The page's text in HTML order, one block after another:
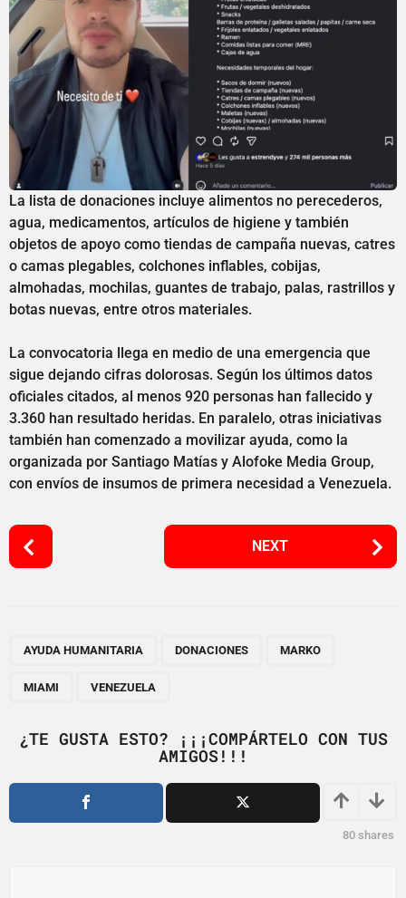
La lista de donaciones incluye alimentos no perecederos,
agua, medicamentos, artículos de higiene y también
objetos de apoyo como tiendas de campaña nuevas, catres
o camas plegables, colchones inflables, cobijas,
almohadas, mochilas, guantes de trabajo, palas, rastrillos y
botas nuevas, entre otros materiales.
La convocatoria llega en medio de una emergencia que
sigue dejando cifras dolorosas. Según los últimos datos
oficiales citados, al menos 920 personas han fallecido y
3.360 han resultado heridas. En paralelo, otras iniciativas
también han comenzado a movilizar ayuda, como la
organizada por Santiago Matías y Alofoke Media Group,
con envíos de insumos de primera necesidad a Venezuela.
P
o
i
o
NEXT
AYUDA HUMANITARIA DONACIONES MARKO
MIAMI VENEZUELA
¿TE GUSTA ESTO? ¡¡¡COMPÁRTELO CON TUS
AMIGOS!!!
80 shares